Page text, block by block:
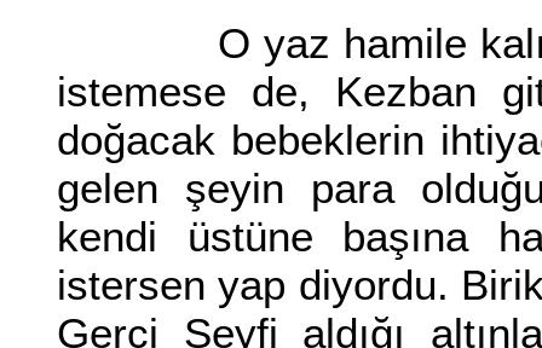
O yaz hamile
istemese de, Kezban
doğacak bebeklerin
gelen şeyin para
kendi üstüne başına
istersen yap diyordu.
Gerçi Seyfi aldığı